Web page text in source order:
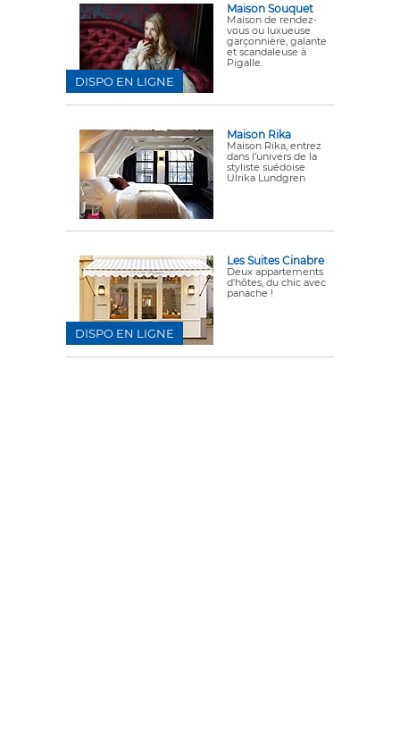
Maison Souquet
Maison de rendez-
vous ou luxueuse
garçonnière, galante
et scandaleuse à
Pigalle.
DISPO EN LIGNE
Maison Rika
Maison Rika, entrez
dans l’univers de la
styliste suédoise
Ulrika Lundgren
Les Suites Cinabre
Deux appartements
d'hôtes, du chic avec
panache !
DISPO EN LIGNE